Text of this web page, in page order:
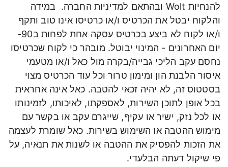
להנחיות Wolt ובהתאם למדיניות החברה. במידה
והלקוח יבטל את הכרטיס ו/או כרטיסו אינו טוב ותקף
ו/או לקוח לא ביצע בכרטיס עסקה אחת לפחות ב90-
יום האחרונים - המינוי יבוטל. מובהר כי לקוח שכרטיסו
נחסם עקב הליכי גבייה/בקרה מול כאל ו/או מטעמי
איסור הלבנת הון ומימון טרור וכל עוד הכרטיס מצוי
בסטטוס זה, לא יהיה זכאי להטבה. כאל אינה אחראית
בכל אופן לתוכן השירות, לאספקתו, לאיכותו, לזמינותו
או לכל נזק, ישיר או עקיף, שייגרם עקב או בקשר עם
מימוש ההטבה או השימוש בשירות. כאל שומרת לעצמה
את הזכות להפסיק את ההטבה או לשנות את תנאיה, על
פי שיקול דעתה הבלעדי.